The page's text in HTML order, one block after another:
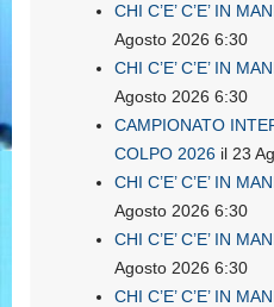
CHI C’E’ C’E’ IN
Agosto 2026 6:30
CHI C’E’ C’E’ IN
Agosto 2026 6:30
CAMPIONATO
COLPO 2026 il 23
CHI C’E’ C’E’ IN
Agosto 2026 6:30
CHI C’E’ C’E’ IN
Agosto 2026 6:30
CHI C’E’ C’E’ IN